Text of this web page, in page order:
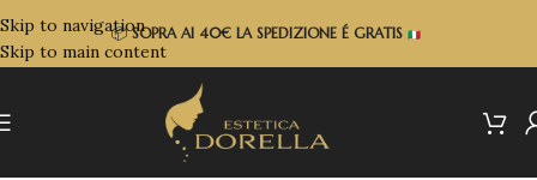
Skip to navigation
Skip to main content
📦 SOPRAAI 40€ LA SPEDIZIONE É GRATIS